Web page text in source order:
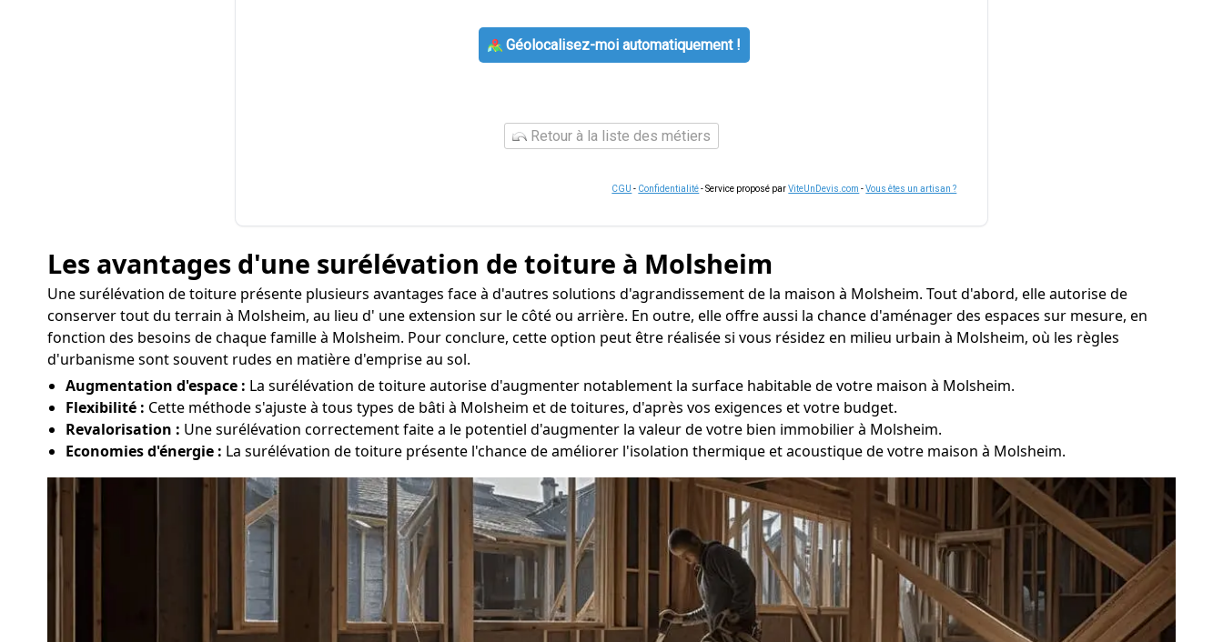
Géolocalisez-moi automatiquement !
Retour à la liste des métiers
CGU - Confidentialité- Service proposé parViteUnDevis.com -Vous êtes un artisan ?
Les avantages d'une surélévation de toiture à Molsheim
Une surélévation de toiture présente plusieurs avantages face à d'autres solutions d'agrandissement de la maison à Molsheim. Tout d'abord, elle autorise de
conserver tout du terrain à Molsheim, au lieu d' une extension sur le côté ou arrière. En outre, elle offre aussi la chance d'aménager des espaces sur mesure, en
fonction des besoins de chaque famille à Molsheim. Pour conclure, cette option peut être réalisée si vous résidez en milieu urbain à Molsheim, où les règles
d'urbanisme sont souvent rudes en matière d'emprise au sol.
Augmentation d'espace : La surélévation de toiture autorise d'augmenter notablement la surface habitable de votre maison à Molsheim.
Flexibilité : Cette méthode s'ajuste à tous types de bâti à Molsheim et de toitures, d'après vos exigences et votre budget.
Revalorisation : Une surélévation correctement faite a le potentiel d'augmenter la valeur de votre bien immobilier à Molsheim.
Economies d'énergie : La surélévation de toiture présente l'chance de améliorer l'isolation thermique et acoustique de votre maison à Molsheim.